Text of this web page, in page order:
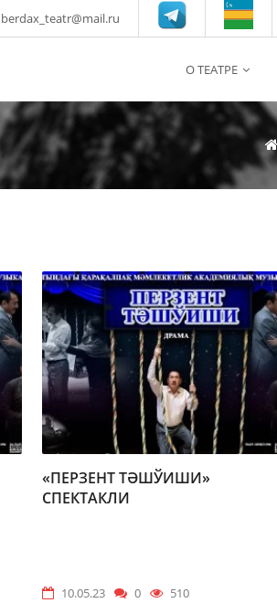
berdax_teatr@mail.ru
О ТЕАТРЕ
«ПЕРЗЕНТ ТӘШЎИШИ»
СПЕКТАКЛИ
10.05.23 0 510